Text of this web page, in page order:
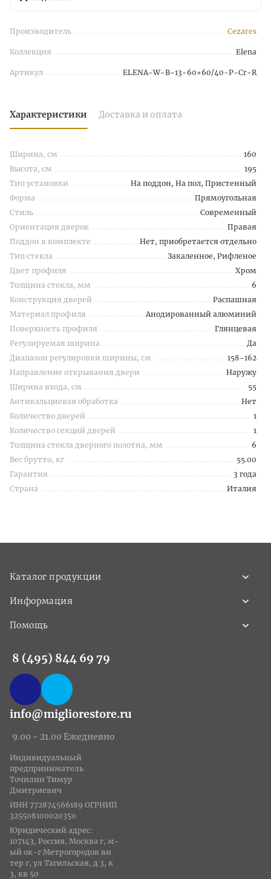
Производитель Cezares
Коллекция Elena
Артикул ELENA-W-B-13-60+60/40-P-Cr-R
Характеристики Доставка и оплата
Ширина, см
160
Высота, см
195
Тип установки
На поддон, На пол, Пристенный
Форма
Прямоугольная
Стиль
Современный
Ориентация дверок
Правая
Поддон в комплекте
Нет, приобретается отдельно
Тип стекла
Закаленное, Рифленое
Цвет профиля
Хром
Толщина стекла, мм
6
Конструкция дверей
Распашная
Материал профиля
Анодированный алюминий
Поверхность профиля
Глянцевая
Регулируемая ширина
Да
Диапазон регулировки ширины, см
158-162
Направление открывания двери
Наружу
Ширина входа, см
55
Антикальциевая обработка
Нет
Количество дверей
1
Количество секций дверей
1
Толщина стекла дверного полотна, мм
6
Вес брутто, кг
55.00
Гарантия
3 года
Страна
Италия
Каталог продукции
Информация
Помощь
8 (495) 844 69 79
info@migliorestore.ru
9.00 - 21.00 Ежедневно
Индивидуальный
предприниматель
Точилин Тимур
Дмитриевич
ИНН 772874566189 ОГРНИП
325508100020350
Юридический адрес:
107143, Россия, Москва г, м-
ый ок-г Метрогородок вн
тер г, ул Тагильская, д 3, к
3, кв 50